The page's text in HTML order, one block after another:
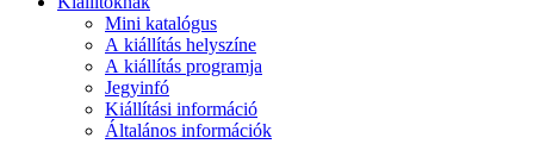
Mini katalógus
A kiállítás helyszíne
A kiállítás programja
Jegyinfó
Kiállítási információ
Általános információk